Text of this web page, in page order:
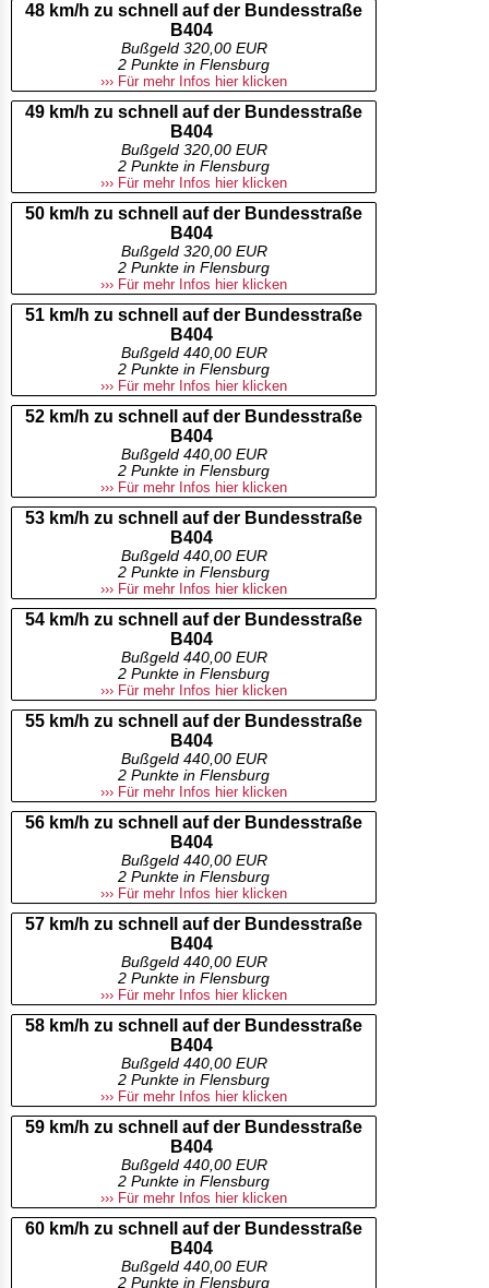
48 km/h zu schnell auf der Bundesstraße
B404
Bußgeld 320,00 EUR
2 Punkte in Flensburg
››› Für mehr Infos hier klicken
49 km/h zu schnell auf der Bundesstraße
B404
Bußgeld 320,00 EUR
2 Punkte in Flensburg
››› Für mehr Infos hier klicken
50 km/h zu schnell auf der Bundesstraße
B404
Bußgeld 320,00 EUR
2 Punkte in Flensburg
››› Für mehr Infos hier klicken
51 km/h zu schnell auf der Bundesstraße
B404
Bußgeld 440,00 EUR
2 Punkte in Flensburg
››› Für mehr Infos hier klicken
52 km/h zu schnell auf der Bundesstraße
B404
Bußgeld 440,00 EUR
2 Punkte in Flensburg
››› Für mehr Infos hier klicken
53 km/h zu schnell auf der Bundesstraße
B404
Bußgeld 440,00 EUR
2 Punkte in Flensburg
››› Für mehr Infos hier klicken
54 km/h zu schnell auf der Bundesstraße
B404
Bußgeld 440,00 EUR
2 Punkte in Flensburg
››› Für mehr Infos hier klicken
55 km/h zu schnell auf der Bundesstraße
B404
Bußgeld 440,00 EUR
2 Punkte in Flensburg
››› Für mehr Infos hier klicken
56 km/h zu schnell auf der Bundesstraße
B404
Bußgeld 440,00 EUR
2 Punkte in Flensburg
››› Für mehr Infos hier klicken
57 km/h zu schnell auf der Bundesstraße
B404
Bußgeld 440,00 EUR
2 Punkte in Flensburg
››› Für mehr Infos hier klicken
58 km/h zu schnell auf der Bundesstraße
B404
Bußgeld 440,00 EUR
2 Punkte in Flensburg
››› Für mehr Infos hier klicken
59 km/h zu schnell auf der Bundesstraße
B404
Bußgeld 440,00 EUR
2 Punkte in Flensburg
››› Für mehr Infos hier klicken
60 km/h zu schnell auf der Bundesstraße
B404
Bußgeld 440,00 EUR
2 Punkte in Flensburg